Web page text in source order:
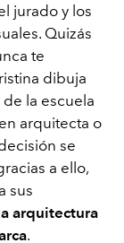
jurado y los
Quizás
te
dibuja
la escuela
arquitecta o
se
a ello,
sus
arquitectura
.